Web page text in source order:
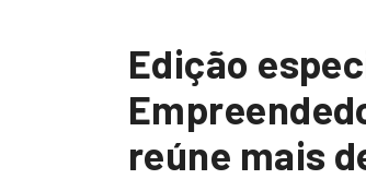
Edição
reúne mais